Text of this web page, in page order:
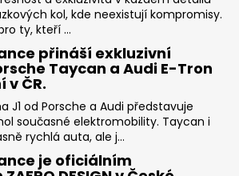
kol, kde neexistují kompromisy.
ty, kteří ...
přináší exkluzivní
Taycan a Audi E-Tron
v ČR.
J1 od Porsche a Audi představuje
současné elektromobility. Taycan i
rychlá auta, ale j...
je oficiálním